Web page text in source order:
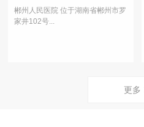
郴州人民医院 位于湖南省郴州市罗
家井102号...
更多